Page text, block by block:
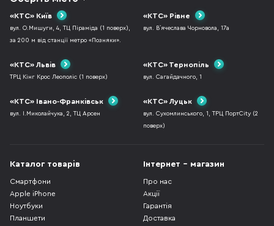
«КТС» Київ
вул. О.Мишуги, 4, ТЦ Піраміда (1 поверх),
за 200 м від станції метро «Позняки».
«КТС» Рівне
вул. В`ячеслава Чорновола, 17а
«КТС» Львів
ТРЦ Кінг Крос Леополіс (1 поверх)
«КТС» Тернопіль
вул. Сагайдачного, 1
«КТС» Івано-Франківськ
вул. І.Миколайчука, 2, ТЦ Арсен
«КТС» Луцьк
вул. Сухомлинського, 1, ТРЦ ПортCity (2
поверх)
Каталог товарів
Смартфони
Apple iPhone
Ноутбуки
Планшети
Інтернет - магазин
Про нас
Акції
Гарантія
Доставка